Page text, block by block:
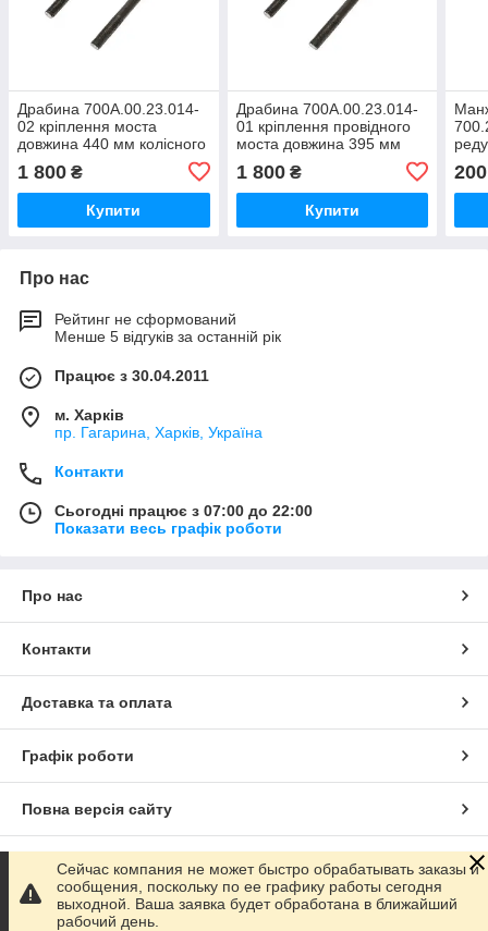
Драбина 700А.00.23.014-
02 кріплення моста
довжина 440 мм колісного
трактора Кировець К-700,
К-700А,К-701
1 800 ₴
Купити
Драбина 700А.00.23.014-
01 кріплення провідного
моста довжина 395 мм
трактора Кировець К 700,
К 701
1 800₴
Купити
К-
200
Про нас
Рейтинг не сформований
Менше 5 відгуків за останній рік
Працює з 30.04.2011
м. Харків
пр. Гагарина, Харків, Україна
Контакти
Сьогодні працює з 07:00 до 22:00
Показати весь графік роботи
Про нас
Контакти
Доставка та оплата
Графік роботи
Повна версія сайту
Сайт створено на маркетплейсі Prom.ua
Політика конфіденційності
Сейчас компания не может быстро обрабатывать заказы и
сообщения, поскольку по ее графику работы сегодня
выходной. Ваша заявка будет обработана в ближайший
рабочий день.